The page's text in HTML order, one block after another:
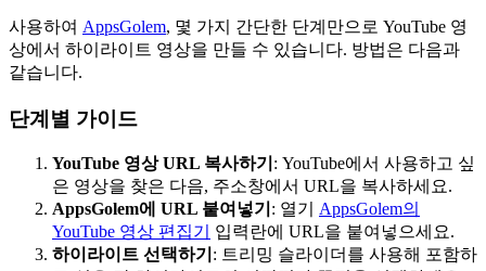
사용하여 AppsGolem, 몇 가지 간단한 단계만으로 YouTube 영
상에서 하이라이트 영상을 만들 수 있습니다. 방법은 다음과
같습니다.
단계별 가이드
YouTube 영상 URL 복사하기 : YouTube에서 사용하고 싶
은 영상을 찾은 다음, 주소창에서 URL을 복사하세요.
AppsGolem에 URL 붙여넣기 : 열기 AppsGolem의
YouTube 영상 편집기
입력란에 URL을 붙여넣으세요.
하이라이트 선택하기 : 트리밍 슬라이더를 사용해 포함하